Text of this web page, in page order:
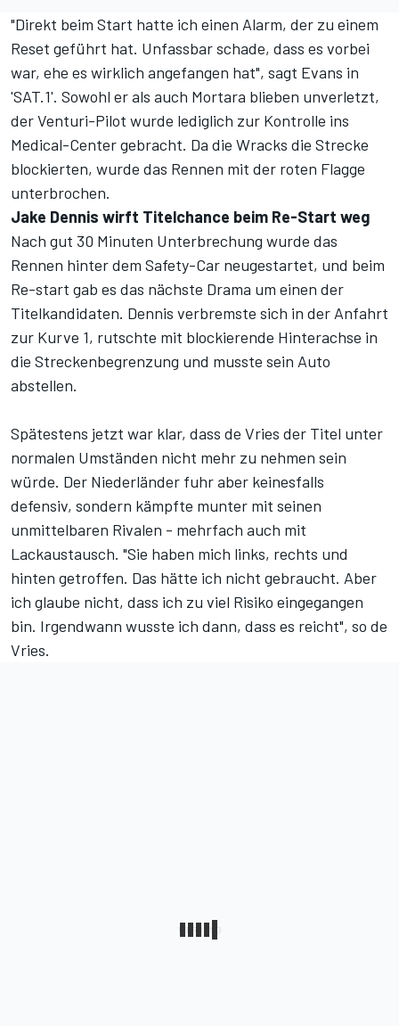
"Direkt beim Start hatte ich einen Alarm, der zu einem
Reset geführt hat. Unfassbar schade, dass es vorbei
war, ehe es wirklich angefangen hat", sagt Evans in
'SAT.1'. Sowohl er als auch Mortara blieben unverletzt,
der Venturi-Pilot wurde lediglich zur Kontrolle ins
Medical-Center gebracht. Da die Wracks die Strecke
blockierten, wurde das Rennen mit der roten Flagge
unterbrochen.
Jake Dennis wirft Titelchance beim Re-Start weg
Nach gut 30 Minuten Unterbrechung wurde das
Rennen hinter dem Safety-Car neugestartet, und beim
Re-start gab es das nächste Drama um einen der
Titelkandidaten. Dennis verbremste sich in der Anfahrt
zur Kurve 1, rutschte mit blockierende Hinterachse in
die Streckenbegrenzung und musste sein Auto
abstellen.
Spätestens jetzt war klar, dass de Vries der Titel unter
normalen Umständen nicht mehr zu nehmen sein
würde. Der Niederländer fuhr aber keinesfalls
defensiv, sondern kämpfte munter mit seinen
unmittelbaren Rivalen - mehrfach auch mit
Lackaustausch. "Sie haben mich links, rechts und
hinten getroffen. Das hätte ich nicht gebraucht. Aber
ich glaube nicht, dass ich zu viel Risiko eingegangen
bin. Irgendwann wusste ich dann, dass es reicht", so de
Vries.